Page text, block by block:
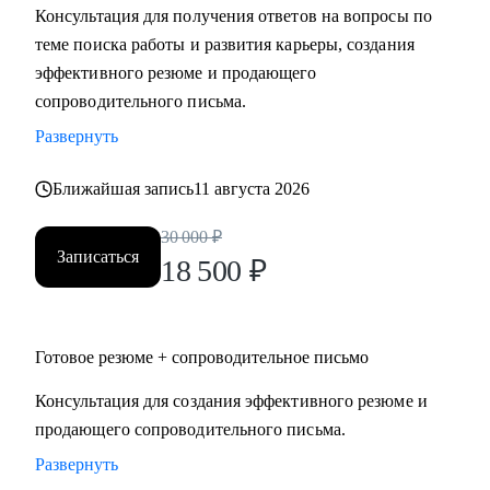
Мидл и топ руководители.
• CEO/Генеральный директор
• Операционный директор/Исполнительный директор
• Коммерческий директор/Директор по продажам
• CFO/ Финансовый директор
• Директор по производству
• ИТ-директор
• Директор по логистике и закупкам
• Директор по стратегическому развитию
Для своих клиентов я — Карьерный доктор, который
поможет «диагностировать и вылечить» проблемы в
области профессионального развития: выявить сильные
уникальность, найти оптимальное и актуальное решение, а
Консультация для получения ответов на вопросы по
теме поиска работы и развития карьеры, создания
эффективного резюме и продающего
сопроводительного письма.
Развернуть
Ближайшая запись11 августа 2026
Записаться
30 000 ₽
18 500 ₽
Готовое резюме + сопроводительное письмо
Консультация для создания эффективного резюме и
продающего сопроводительного письма.
Развернуть